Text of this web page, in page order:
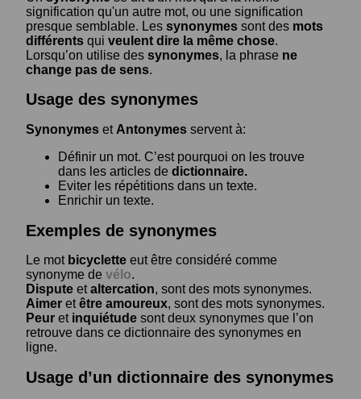
signification qu'un autre mot, ou une signification
presque semblable. Les synonymes sont des mots
différents qui veulent dire la même chose.
Lorsqu’on utilise des synonymes, la phrase ne
change pas de sens.
Usage des synonymes
Synonymes et Antonymes servent à:
Définir un mot. C’est pourquoi on les trouve
dans les articles de dictionnaire.
Eviter les répétitions dans un texte.
Enrichir un texte.
Exemples de synonymes
Le mot bicyclette eut être considéré comme
synonyme de vélo.
Dispute etaltercation, sont des mots synonymes.
Aimer etêtre amoureux, sont des mots synonymes.
Peur et inquiétude sont deux synonymes que l’on
retrouve dans ce dictionnaire des synonymes en
ligne.
Usage d’un dictionnaire des synonymes